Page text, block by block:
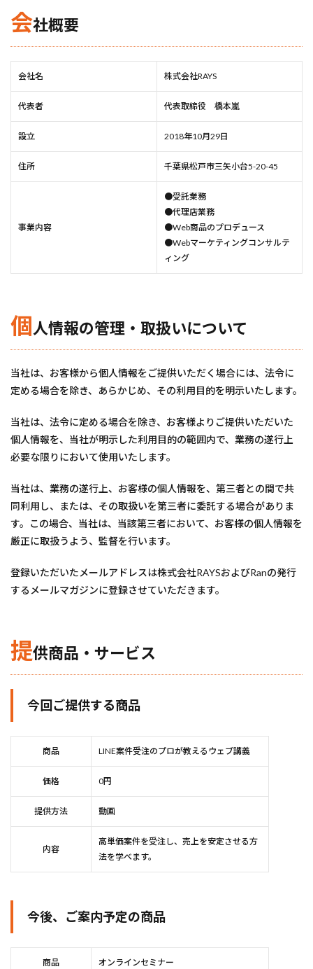
会社概要
会社名 株式会社RAYS
代表者 代表取締役 橋本嵐
設立 2018年10月29日
住所 千葉県松戸市三矢小台5-20-45
事業内容
●受託業務
●代理店業務
●Web商品のプロデュース
●Webマーケティングコンサルテ
ィング
個人情報の管理・取扱いについて
当社は、お客様から個人情報をご提供いただく場合には、法令に
定める場合を除き、あらかじめ、その利用目的を明示いたします。
当社は、法令に定める場合を除き、お客様よりご提供いただいた
個人情報を、当社が明示した利用目的の範囲内で、業務の遂行上
必要な限りにおいて使用いたします。
当社は、業務の遂行上、お客様の個人情報を、第三者との間で共
同利用し、または、その取扱いを第三者に委託する場合がありま
す。この場合、当社は、当該第三者において、お客様の個人情報を
厳正に取扱うよう、監督を行います。
登録いただいたメールアドレスは株式会社RAYSおよびRanの発行
するメールマガジンに登録させていただきます。
提供商品・サービス
今回ご提供する商品
商品 LINE案件受注のプロが教えるウェブ講義
価格 0円
提供方法 動画
内容
高単価案件を受注し、売上を安定させる方
法を学べます。
今後、ご案内予定の商品
商品 オンラインセミナー